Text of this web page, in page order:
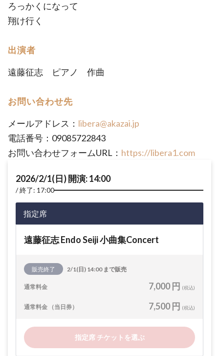
ろっかくになって
翔け行く
出演者
遠藤征志 ピアノ 作曲
お問い合わせ先
メールアドレス： libera@akazai.jp
電話番号：09085722843
お問い合わせフォームURL： https://libera1.com
2026/2/1(日) 開演: 14:00
終了: 17:00
指定席
遠藤征志 Endo Seiji 小曲集Concert
販売終了 2/1(日) 14:00 まで販売
通常料金 7,000 円 (税込)
通常料金 （当日券） 7,500 円 (税込)
指定席 チケットを選ぶ